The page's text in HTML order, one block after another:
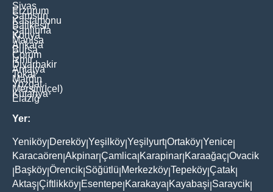
Sivas
Erzurum
Samsun
Kastamonu
Balikesir
Şanliurfa
Konya
Manisa
Ankara
Bursa
Çorum
İzmir
Diyarbakir
Antalya
Tokat
Mardin
Yozgat
Mersin(İçel)
Kütahya
Elaziğ
Yer:
Yeniköy Dereköy Yeşilköy Yeşilyurt|Ortaköy Yenice
Karacaören Akpinar Çamlica Karapinar Karaağaç Ovacik
Başköy Örencik Söğütlü Merkezköy Tepeköy Çatak
Aktaş Çiftlikköy Esentepe Karakaya Kayabaşi Saraycik